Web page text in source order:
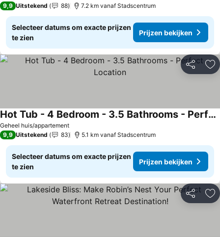
9,9 Uitstekend 88 7.2 km vanaf Stadscentrum
Selecteer datums om exacte prijzen
te zien
Prijzen bekijken
Delen
Geheel huis/appartement
Hot Tub - 4 Bedroom - 3.5 Bathrooms - Perfect Location
9,9 Uitstekend 83 5.1 km vanaf Stadscentrum
Selecteer datums om exacte prijzen
te zien
Prijzen bekijken
Delen